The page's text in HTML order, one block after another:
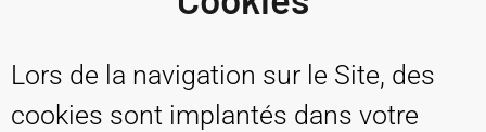
Lors de la navigation sur le Site, des
cookies sont implantés dans votre